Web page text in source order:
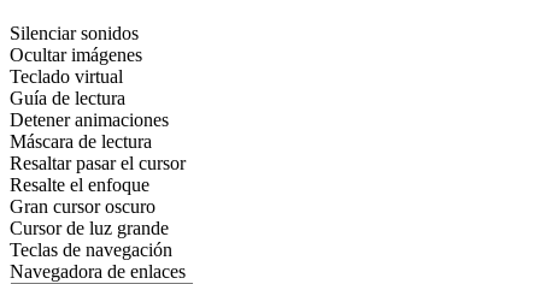
Silenciar sonidos
Ocultar imágenes
Teclado virtual
Guía de lectura
Detener animaciones
Máscara de lectura
Resaltar pasar el cursor
Resalte el enfoque
Gran cursor oscuro
Cursor de luz grande
Teclas de navegación
Navegadora de enlaces